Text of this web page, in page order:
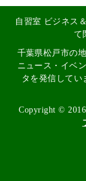
自習室 ビジネス
て
千葉県松戸市の
ニュース・イベ
タを発信してい
Copyright ©